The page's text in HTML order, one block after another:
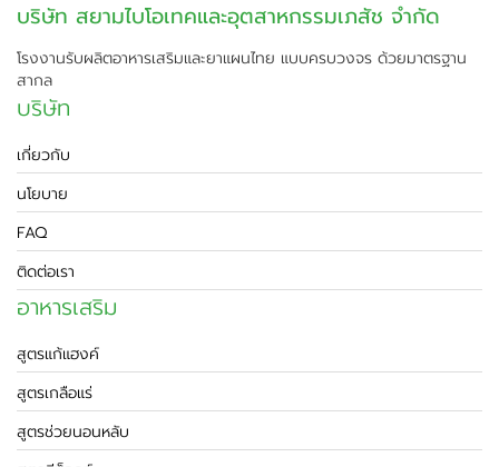
บริษัท สยามไบโอเทคและอุตสาหกรรมเภสัช จำกัด
โรงงานรับผลิตอาหารเสริมและยาแผนไทย แบบครบวงจร ด้วยมาตรฐาน
สากล
บริษัท
เกี่ยวกับ
นโยบาย
FAQ
ติดต่อเรา
อาหารเสริม
สูตรแก้แฮงค์
สูตรเกลือแร่
สูตรช่วยนอนหลับ